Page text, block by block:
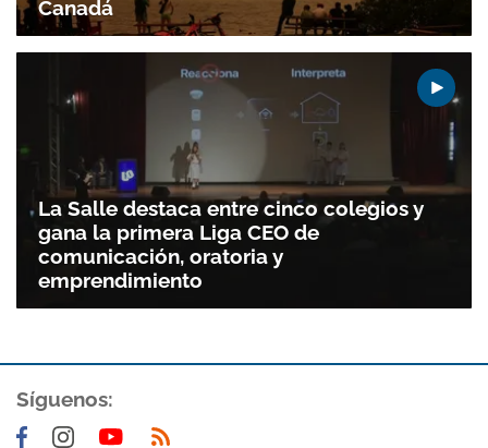
Canadá
La Salle destaca entre cinco colegios y
gana la primera Liga CEO de
comunicación, oratoria y
emprendimiento
Síguenos: